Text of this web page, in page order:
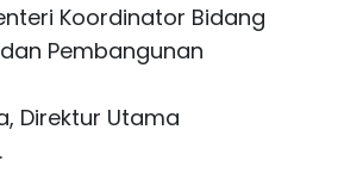
Koordinator Bidang
Pembangunan
Direktur Utama